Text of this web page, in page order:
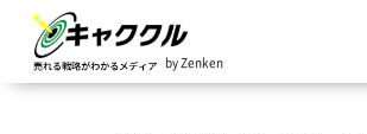
by Zenken